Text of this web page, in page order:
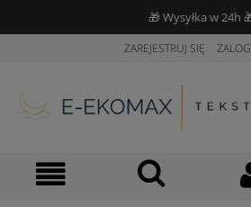
🎁 Wysyłka w 24h
ZAREJESTRUJ SIĘ